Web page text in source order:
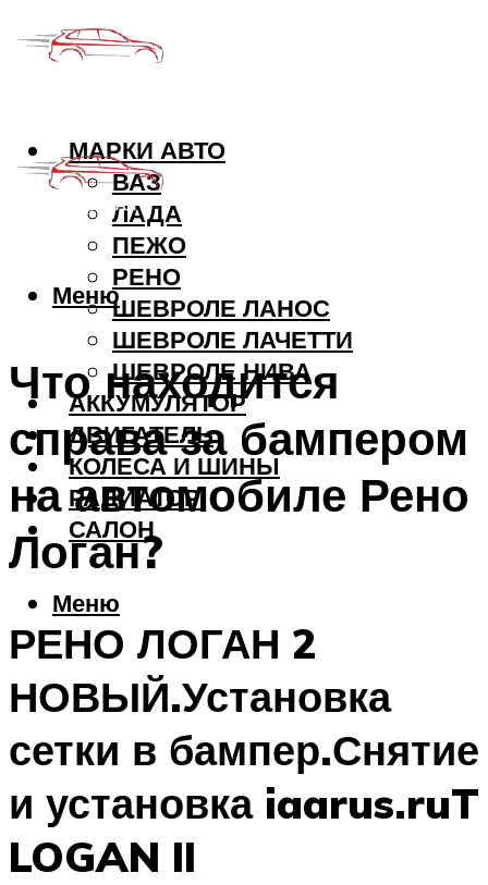
МАРКИ АВТО
ВАЗ
ЛАДА
ПЕЖО
РЕНО
ШЕВРОЛЕ ЛАНОС
ШЕВРОЛЕ ЛАЧЕТТИ
ШЕВРОЛЕ НИВА
АККУМУЛЯТОР
ДВИГАТЕЛЬ
КОЛЕСА И ШИНЫ
РАДИАТОР
САЛОН
Меню
Меню
Что находится
справа за бампером
на автомобиле Рено
Логан?
РЕНО ЛОГАН 2
НОВЫЙ.Установка
сетки в бампер.Снятие
и установка iaarus.ruT
LOGAN II